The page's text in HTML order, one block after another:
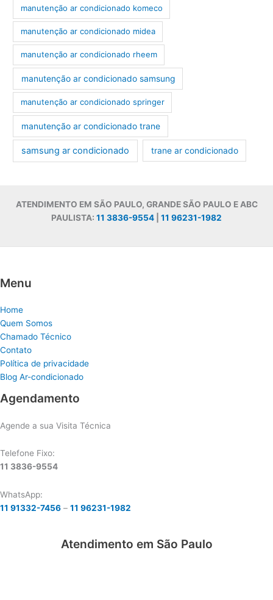
manutenção ar condicionado komeco
manutenção ar condicionado midea
manutenção ar condicionado rheem
manutenção ar condicionado samsung
manutenção ar condicionado springer
manutenção ar condicionado trane
samsung ar condicionado trane ar condicionado
ATENDIMENTO EM SÃO PAULO, GRANDE SÃO PAULO E ABC
PAULISTA: 11 3836-9554 11 96231-1982
Menu
Home
Quem Somos
Chamado Técnico
Contato
Política de privacidade
Blog Ar-condicionado
Agendamento
Agende a sua Visita Técnica
Telefone Fixo:
11 3836-9554
WhatsApp:
11 91332-7456 – 11 96231-1982
Atendimento em São Paulo